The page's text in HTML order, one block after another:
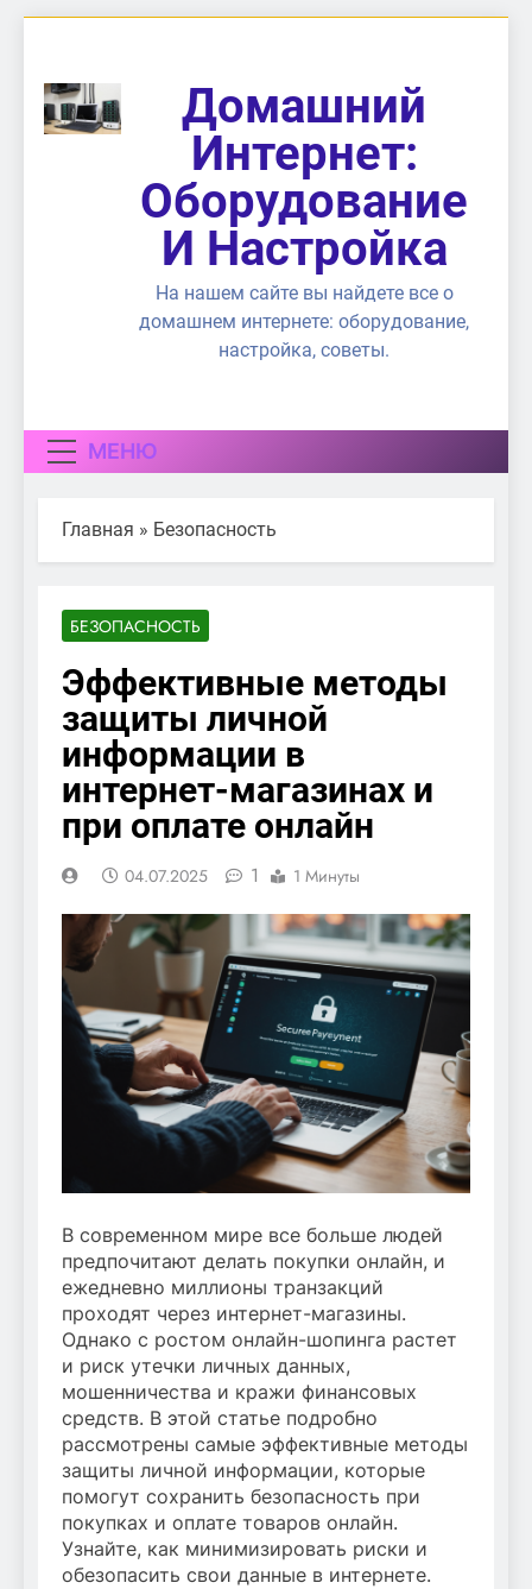
содержимому
Домашний
Интернет:
Оборудование
И Настройка
На нашем сайте вы найдете все о
домашнем интернете: оборудование,
настройка, советы.
МЕНЮ
Главная » Безопасность
БЕЗОПАСНОСТЬ
Эффективные методы
защиты личной
информации в
интернет-магазинах и
при оплате онлайн
04.07.2025 1 1 Минуты
В современном мире все больше людей
предпочитают делать покупки онлайн, и
ежедневно миллионы транзакций
проходят через интернет-магазины.
Однако с ростом онлайн-шопинга растет
и риск утечки личных данных,
мошенничества и кражи финансовых
средств. В этой статье подробно
рассмотрены самые эффективные методы
защиты личной информации, которые
помогут сохранить безопасность при
покупках и оплате товаров онлайн.
Узнайте, как минимизировать риски и
обезопасить свои данные в интернете.